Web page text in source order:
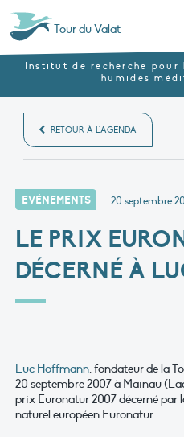
Tour du Valat
Institut de recherche pour
humides
RETOUR À L'AGENDA
EVÉNEMENTS 20 septembre
LE PRIX
DÉCERNÉ À
Luc Hoffmann, fondateur de la
20 septembre 2007 à Mainau
prix Euronatur 2007 décerné par
naturel européen Euronatur.